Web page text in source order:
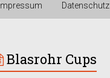
Impressum Datenschutz
Blasrohr Cups